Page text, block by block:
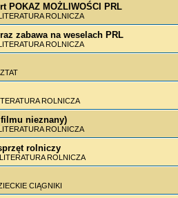
POKAZ MOŻLIWOŚCI PRL
ROLNICZA
zabawa na weselach PRL
ROLNICZA
ROLNICZA
filmu nieznany)
ROLNICZA
rolniczy
LITERATURA ROLNICZA
CIĄGNIKI